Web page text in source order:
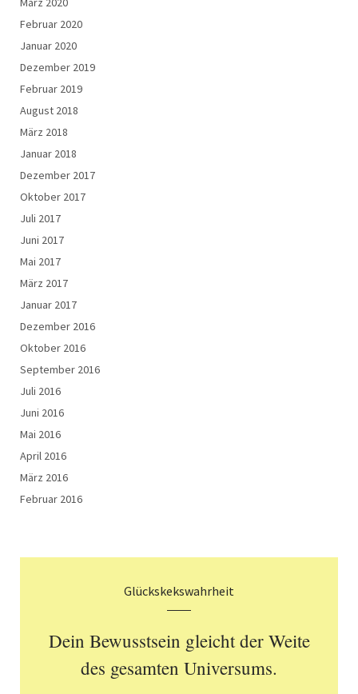
Februar 2020
Januar 2020
Dezember 2019
Februar 2019
August 2018
März 2018
Januar 2018
Dezember 2017
Oktober 2017
Juli 2017
Juni 2017
Mai 2017
März 2017
Januar 2017
Dezember 2016
Oktober 2016
September 2016
Juli 2016
Juni 2016
Mai 2016
April 2016
März 2016
Februar 2016
Glückskekswahrheit
Dein Bewusstsein gleicht der Weite
des gesamten Universums.